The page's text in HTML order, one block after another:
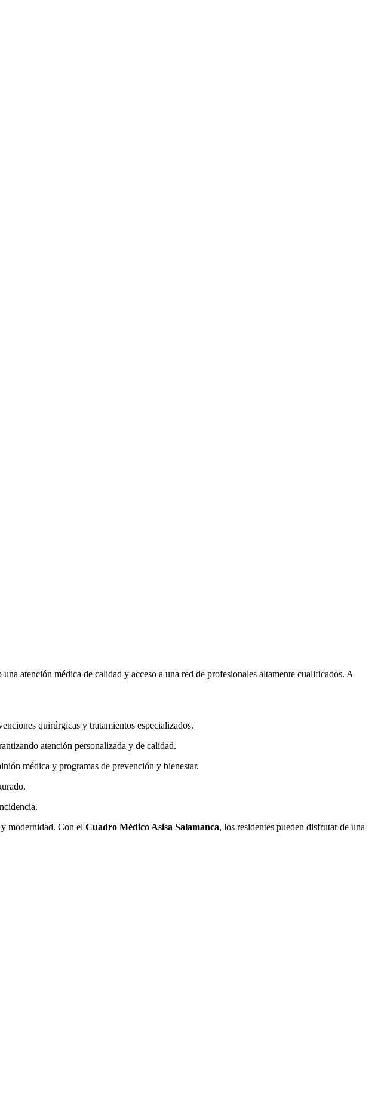
atención médica de calidad y acceso a una red de profesionales altamente cualificados. A
quirúrgicas y tratamientos especializados.
atención personalizada y de calidad.
médica y programas de prevención y bienestar.
modernidad. Con el Cuadro Médico Asisa Salamanca, los residentes pueden disfrutar de una